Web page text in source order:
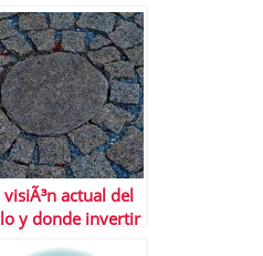
actual del
y donde invertir